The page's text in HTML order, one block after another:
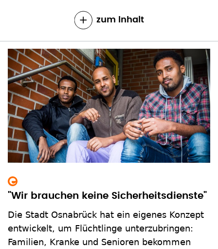
zum Inhalt
"Wir brauchen keine Sicherheitsdienste"
Die Stadt Osnabrück hat ein eigenes Konzept
entwickelt, um Flüchtlinge unterzubringen:
Familien, Kranke und Senioren bekommen